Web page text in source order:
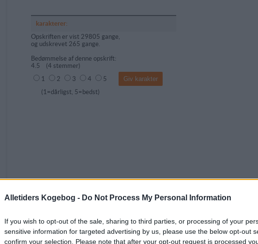
Alletiders Kogebog - Do Not Process My Personal Information
If you wish to opt-out of the sale, sharing to third parties, or processing of your
sensitive information for targeted advertising by us, please use the below opt-out
confirm your selection. Please note that after your opt-out request is processed
karakterer:
Opskriften er vist 29805 gange,
og udskrevet 265 gange.
Bedømmelse af denne opskrift:
4.5 (4 stemmer)
1
2 3 4
5
(1=dårligst, 5=bedst)